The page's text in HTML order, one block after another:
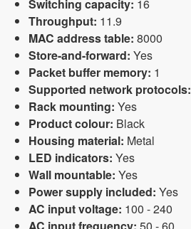
Switching capacity: 16
Throughput: 11.9
MAC address table: 8000
Store-and-forward: Yes
Packet buffer memory: 1
Supported network protocols:
Rack mounting: Yes
Product colour: Black
Housing material: Metal
LED indicators: Yes
Wall mountable: Yes
Power supply included: Yes
AC input voltage: 100 - 240